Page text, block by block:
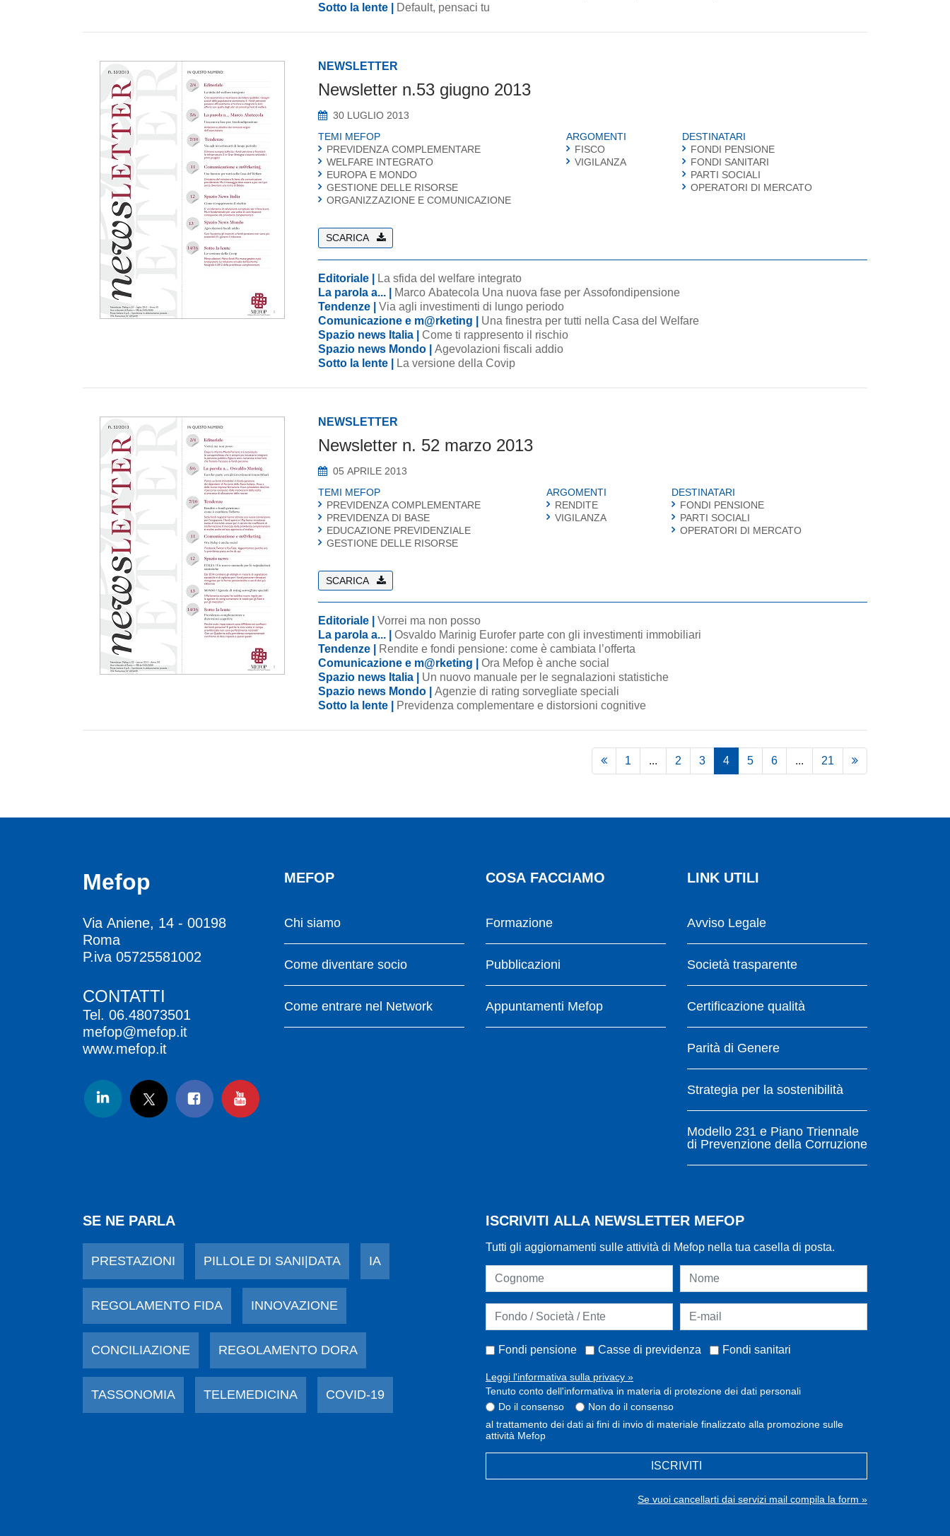
Sotto la lente |
Default, pensaci tu
NEWSLETTER
Newsletter n.53 giugno 2013
30 LUGLIO 2013
TEMI MEFOP
PREVIDENZA COMPLEMENTARE
WELFARE INTEGRATO
EUROPA E MONDO
GESTIONE DELLE RISORSE
ORGANIZZAZIONE E COMUNICAZIONE
ARGOMENTI
FISCO
VIGILANZA
DESTINATARI
FONDI PENSIONE
FONDI SANITARI
PARTI SOCIALI
OPERATORI DI MERCATO
SCARICA
Editoriale |
La sfida del welfare integrato
La parola a... |
Marco Abatecola Una nuova fase per Assofondipensione
Tendenze |
Via agli investimenti di lungo periodo
Comunicazione e m@rketing |
Una finestra per tutti nella Casa del Welfare
Spazio news Italia |
Come ti rappresento il rischio
Spazio news Mondo |
Agevolazioni fiscali addio
Sotto la lente |
La versione della Covip
NEWSLETTER
Newsletter n. 52 marzo 2013
05 APRILE 2013
TEMI MEFOP
PREVIDENZA COMPLEMENTARE
PREVIDENZA DI BASE
EDUCAZIONE PREVIDENZIALE
GESTIONE DELLE RISORSE
ARGOMENTI
RENDITE
VIGILANZA
DESTINATARI
FONDI PENSIONE
PARTI SOCIALI
OPERATORI DI MERCATO
SCARICA
Editoriale |
Vorrei ma non posso
La parola a... |
Osvaldo Marinig Eurofer parte con gli investimenti immobiliari
Tendenze |
Rendite e fondi pensione: come è cambiata l’offerta
Comunicazione e m@rketing |
Ora Mefop è anche social
Spazio news Italia |
Un nuovo manuale per le segnalazioni statistiche
Spazio news Mondo |
Agenzie di rating sorvegliate speciali
Sotto la lente |
Previdenza complementare e distorsioni cognitive
1 ... 2 3 4 5 6 ... 21
Mefop
Via Aniene, 14 - 00198
Roma
P.iva 05725581002
CONTATTI
Tel. 06.48073501
mefop@mefop.it
www.mefop.it
MEFOP
Chi siamo
Come diventare socio
Come entrare nel Network
COSA FACCIAMO
Formazione
Pubblicazioni
Appuntamenti Mefop
LINK UTILI
Avviso Legale
Società trasparente
Certificazione qualità
Parità di Genere
Strategia per la sostenibilità
Modello 231 e Piano Triennale
di Prevenzione della Corruzione
SE NE PARLA
PRESTAZIONI PILLOLE DI SANI|DATA IA
REGOLAMENTO FIDA INNOVAZIONE
CONCILIAZIONE REGOLAMENTO DORA
TASSONOMIA TELEMEDICINA COVID-19
ISCRIVITI ALLA NEWSLETTER MEFOP
Tutti gli aggiornamenti sulle attività di Mefop nella tua casella di posta.
Fondi pensione Casse di previdenza Fondi sanitari
Leggi l'informativa sulla privacy »
Tenuto conto dell'informativa in materia di protezione dei dati personali
Do il consenso
Non do il consenso
al trattamento dei dati ai fini di invio di materiale finalizzato alla promozione sulle
attività Mefop
ISCRIVITI
Se vuoi cancellarti dai servizi mail compila la form »